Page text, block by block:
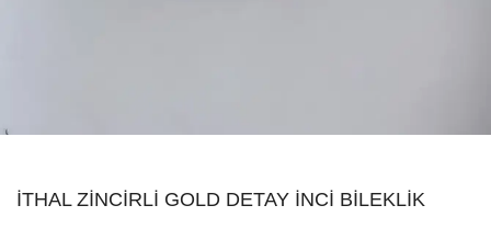
İTHAL ZINCIRLI GOLD DETAY İNCI BILEKLIK